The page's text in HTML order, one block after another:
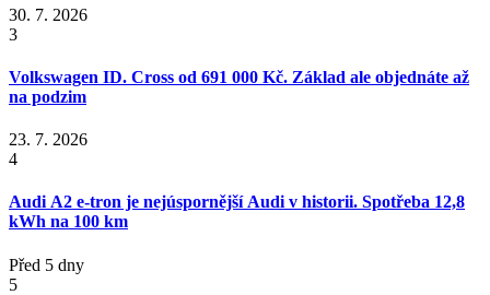
30. 7. 2026
3
Volkswagen ID. Cross od 691 000 Kč. Základ ale objednáte až
na podzim
23. 7. 2026
4
Audi A2 e-tron je nejúspornější Audi v historii. Spotřeba 12,8
kWh na 100 km
Před 5 dny
5